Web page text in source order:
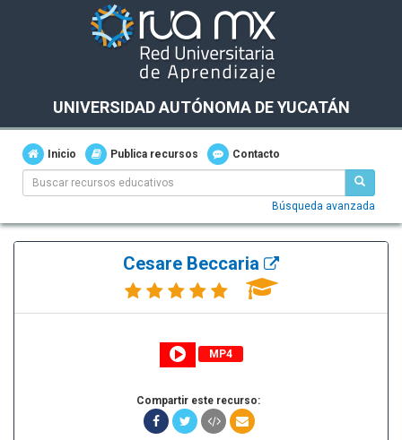
UNIVERSIDAD AUTÓNOMA DE YUCATÁN
Inicio Publica recursos Contacto
Búsqueda avanzada
Cesare Beccaria
MP4
Compartir este recurso: